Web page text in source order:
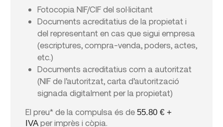
Fotocopia NIF/CIF del sol·licitant
Documents acreditatius de la propietat i
del representant en cas que sigui empresa
(escriptures, compra-venda, poders, actes,
etc.)
Documents acreditatius com a autoritzat
(NIF de l’autoritzat, carta d’autorització
signada digitalment per la propietat)
El preu* de la compulsa és de 55.80 € +
IVA per imprès i còpia.